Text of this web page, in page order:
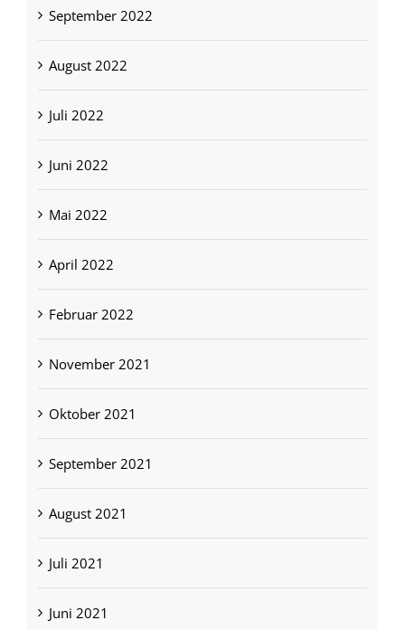
September 2022
August 2022
Juli 2022
Juni 2022
Mai 2022
April 2022
Februar 2022
November 2021
Oktober 2021
September 2021
August 2021
Juli 2021
Juni 2021